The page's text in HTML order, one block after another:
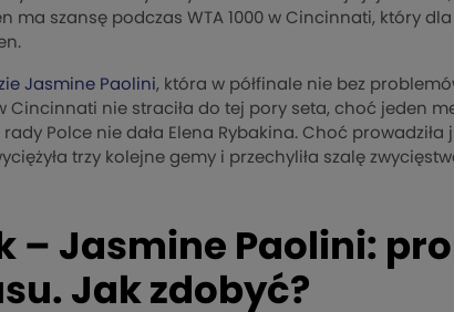
ma szansę podczas WTA 1000 w Cincinnati, który
Jasmine Paolini, która w półfinale nie bez
Cincinnati nie straciła do tej pory seta, choć jeden
Polce nie dała Elena Rybakina. Choć prowadziła
trzy kolejne gemy i przechyliła szalę
– Jasmine Paolini:
Jak zdobyć?